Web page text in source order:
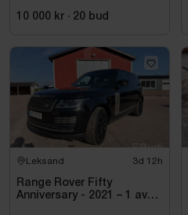
10 000 kr · 20 bud
Leksand 3d 12h
Range Rover Fifty
Anniversary - 2021 – 1 av